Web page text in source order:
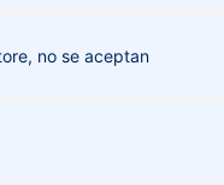
no se aceptan